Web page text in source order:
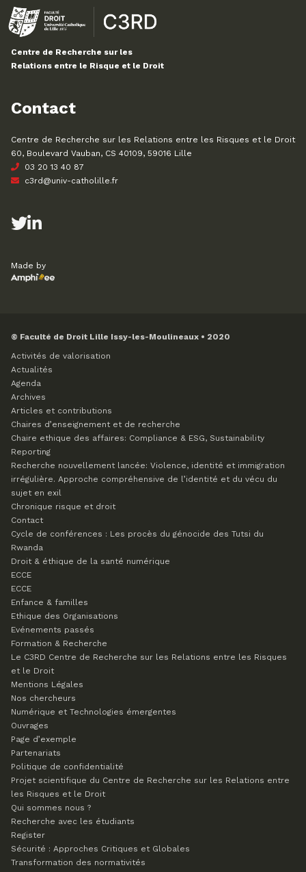
Centre de Recherche sur les
Relations entre le Risque et le Droit
Contact
Centre de Recherche sur les Relations entre les Risques et le Droit
60, Boulevard Vauban, CS 40109, 59016 Lille
03 20 13 40 87
c3rd@univ-catholille.fr
Made by
© Faculté de Droit Lille Issy-les-Moulineaux • 2020
Activités de valorisation
Actualités
Agenda
Archives
Articles et contributions
Chaires d’enseignement et de recherche
Chaire ethique des affaires: Compliance & ESG, Sustainability
Reporting
Recherche nouvellement lancée: Violence, identité et immigration
irrégulière. Approche compréhensive de l’identité et du vécu du
sujet en exil
Chronique risque et droit
Contact
Cycle de conférences : Les procès du génocide des Tutsi du
Rwanda
Droit & éthique de la santé numérique
ECCE
ECCE
Enfance & familles
Ethique des Organisations
Evénements passés
Formation & Recherche
Le C3RD Centre de Recherche sur les Relations entre les Risques
et le Droit
Mentions Légales
Nos chercheurs
Numérique et Technologies émergentes
Ouvrages
Page d’exemple
Partenariats
Politique de confidentialité
Projet scientifique du Centre de Recherche sur les Relations entre
les Risques et le Droit
Qui sommes nous ?
Recherche avec les étudiants
Register
Sécurité : Approches Critiques et Globales
Transformation des normativités